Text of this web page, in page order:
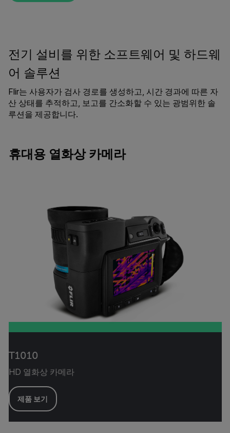
전기 설비를 위한 소프트웨어 및 하드웨
어 솔루션
Flir는 사용자가 검사 경로를 생성하고, 시간 경과에 따른 자
산 상태를 추적하고, 보고를 간소화할 수 있는 광범위한 솔
루션을 제공합니다.
휴대용 열화상 카메라
T1010
HD 열화상 카메라
제품 보기